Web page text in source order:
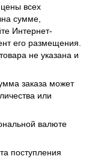
всех
сумме,
Интернет-
его размещения.
не указана и
заказа может
или
валюте
поступления